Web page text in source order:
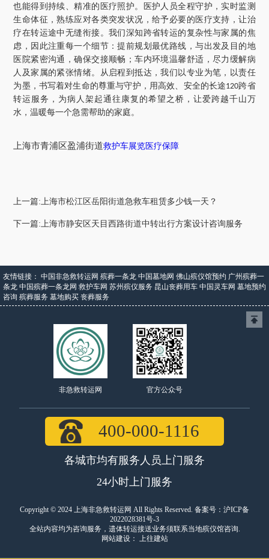
也能得到持续、精准的医疗照护。医护人员全程守护，实时监测
生命体征，熟练应对各类突发状况，给予必要的医疗支持，让治
疗在转运途中无缝衔接。我们深知跨省转运的复杂性与家属的焦
虑，因此注重每一个细节：提前规划最优路线，与出发及目的地
医院紧密沟通，确保交接顺畅；车内环境温馨舒适，尽力缓解病
人及家属的紧张情绪。从启程到抵达，我们以专业为笔，以责任
为墨，书写着对生命的尊重与守护，用高效、安全的长途120跨省
转运服务，为病人架起通往康复的希望之桥，让爱跨越千山万
水，温暖每一个急需帮助的家庭。
上海市青浦区盈浦街道救护车展览医疗保障
上一篇:上海市松江区岳阳街道急救车租赁多少钱一天？
下一篇:上海市静安区天目西路街道中转出行方案设计咨询服务
友情链接： 中国非急救转运网 殡葬一条龙 中国墓地网 佛山殡仪馆预约 广州殡葬一
条龙 中国殡葬一条龙网 救护车网 苏州殡仪服务 昆山丧葬用车 中国灵车网 墓地预约
咨询 殡葬服务 墓地购买 丧葬服务
非急救转运网 官方公众号
400-000-1116
各城市均有服务人员上门服务
24小时上门服务
Copyright © 2024 上海非急救转运网 All Rights Reserved. 备案号： 沪ICP备
2022028381号-3
全站内容均为咨询服务，遗体转运接送业务须联系当地殡仪馆咨询.
网站建设： 上往建站